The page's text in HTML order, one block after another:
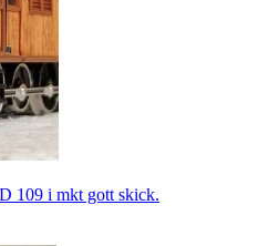
109 i mkt gott skick.